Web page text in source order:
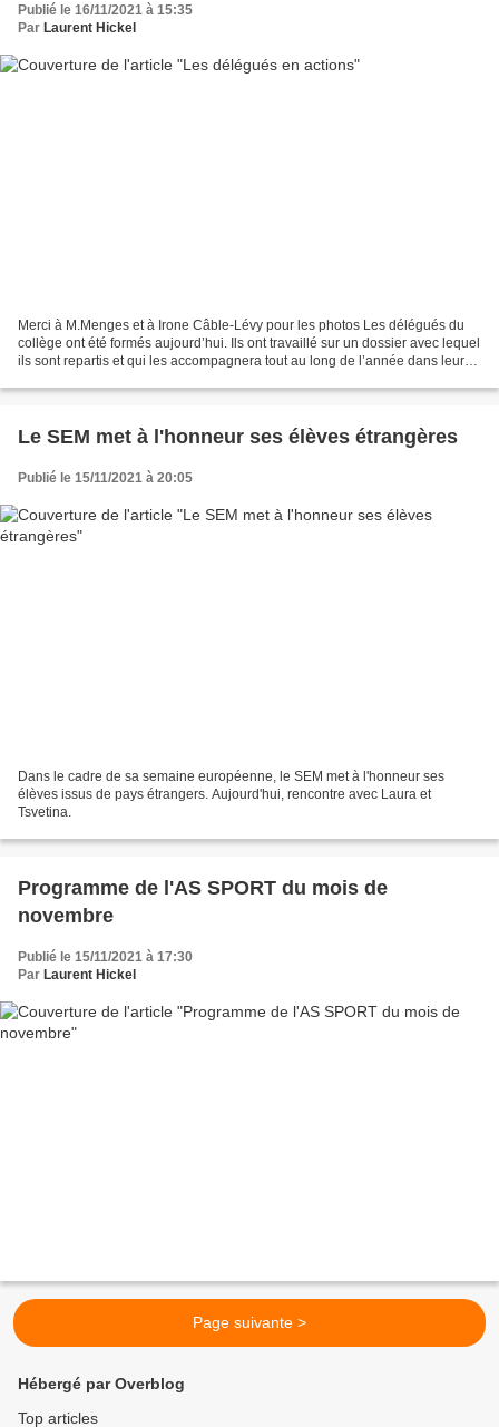
Publié le 16/11/2021 à 15:35
Par Laurent Hickel
Merci à M.Menges et à Irone Câble-Lévy pour les photos Les délégués du
collège ont été formés aujourd’hui. Ils ont travaillé sur un dossier avec lequel
ils sont repartis et qui les accompagnera tout au long de l’année dans leurs
Le SEM met à l'honneur ses élèves étrangères
Publié le 15/11/2021 à 20:05
Dans le cadre de sa semaine européenne, le SEM met à l'honneur ses
élèves issus de pays étrangers. Aujourd'hui, rencontre avec Laura et
Tsvetina.
Programme de l'AS SPORT du mois de
novembre
Publié le 15/11/2021 à 17:30
Par Laurent Hickel
Page suivante >
Hébergé par Overblog
Top articles